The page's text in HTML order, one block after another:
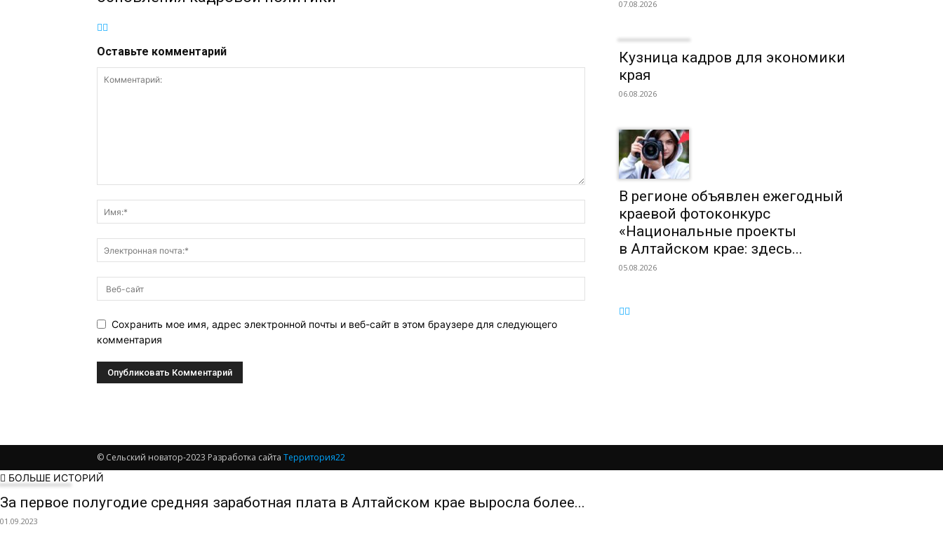
Оставьте комментарий
Сохранить мое имя, адрес электронной почты и веб-сайт в этом браузере для следующего
комментария
07.08.2026
Кузница кадров для экономики
края
06.08.2026
В регионе объявлен ежегодный
краевой фотоконкурс
«Национальные проекты
в Алтайском крае: здесь...
05.08.2026
© Сельский новатор-2023 Разработка сайта Территория22
БОЛЬШЕ ИСТОРИЙ
За первое полугодие средняя заработная плата в Алтайском крае выросла более...
01.09.2023